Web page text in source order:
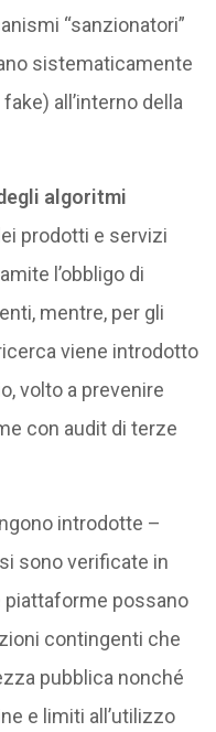
“sanzionatori”
sistematicamente
all’interno della
algoritmi
prodotti e servizi
l’obbligo di
mentre, per gli
viene introdotto
volto a prevenire
con audit di terze
introdotte –
sono verificate in
possano
contingenti che
pubblica nonché
e limiti all’utilizzo